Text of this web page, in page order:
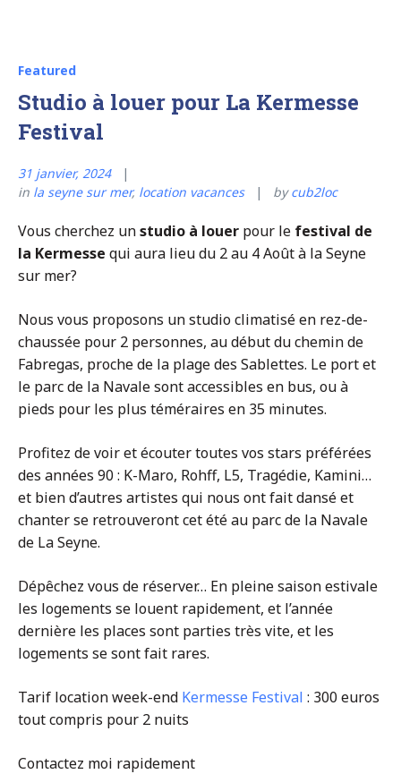
Featured
Studio à louer pour La Kermesse
Festival
31 janvier, 2024
in la seyne sur mer, location vacances bycub2loc
Vous cherchez unstudio à louer pour le festival de
la Kermesse qui aura lieu du 2 au 4 Août à la Seyne
sur mer?
Nous vous proposons un studio climatisé en rez-de-
chaussée pour 2 personnes, au début du chemin de
Fabregas, proche de la plage des Sablettes. Le port et
le parc de la Navale sont accessibles en bus, ou à
pieds pour les plus téméraires en 35 minutes.
Profitez de voir et écouter toutes vos stars préférées
des années 90 : K-Maro, Rohff, L5, Tragédie, Kamini…
et bien d’autres artistes qui nous ont fait dansé et
chanter se retrouveront cet été au parc de la Navale
de La Seyne.
Dépêchez vous de réserver… En pleine saison estivale
les logements se louent rapidement, et l’année
dernière les places sont parties très vite, et les
logements se sont fait rares.
Tarif location week-end Kermesse Festival : 300 euros
tout compris pour 2 nuits
Contactez moi rapidement